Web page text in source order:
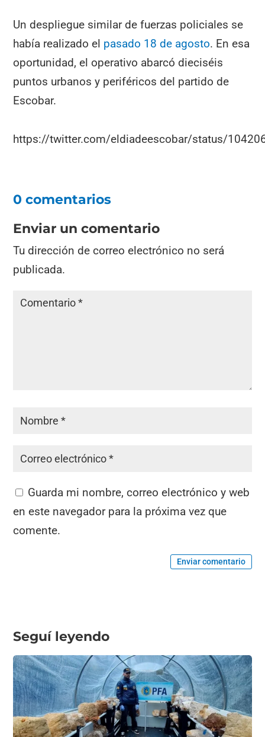
Un despliegue similar de fuerzas policiales se
había realizado el pasado 18 de agosto. En esa
oportunidad, el operativo abarcó dieciséis
puntos urbanos y periféricos del partido de
Escobar.
https://twitter.com/eldiadeescobar/status/
0 comentarios
Enviar un comentario
Tu dirección de correo electrónico no será
publicada.
Guarda mi nombre, correo electrónico y web
en este navegador para la próxima vez que
comente.
Enviar comentario
Seguí leyendo